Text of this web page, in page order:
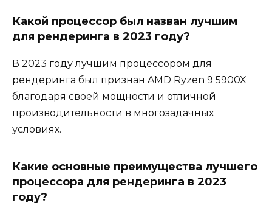
Какой процессор был назван лучшим
для рендеринга в 2023 году?
В 2023 году лучшим процессором для
рендеринга был признан AMD Ryzen 9 5900X
благодаря своей мощности и отличной
производительности в многозадачных
условиях.
Какие основные преимущества лучшего
процессора для рендеринга в 2023
году?